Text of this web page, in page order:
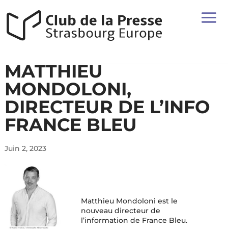
MATTHIEU
MONDOLONI,
DIRECTEUR DE L’INFO
FRANCE BLEU
Juin 2, 2023
Matthieu Mondoloni est le
nouveau directeur de
l’information de France Bleu.